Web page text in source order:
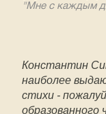
"Мне с каждым
Константин
наиболее
стихи -
образованного